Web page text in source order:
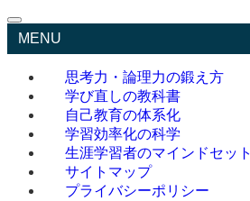
MENU
思考力・論理力の鍛え方
学び直しの教科書
自己教育の体系化
学習効率化の科学
生涯学習者のマインドセット
サイトマップ
プライバシーポリシー